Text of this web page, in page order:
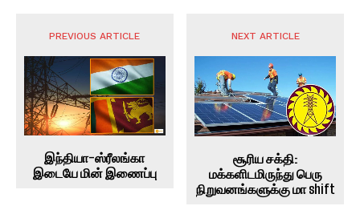
PREVIOUS ARTICLE
இந்தியா-ஸ்ரீலங்கா
இடையே மின் இணைப்பு
NEXT ARTICLE
சூரிய சக்தி:
மக்களிடமிருந்து பெரு
நிறுவனங்களுக்கு மா shift